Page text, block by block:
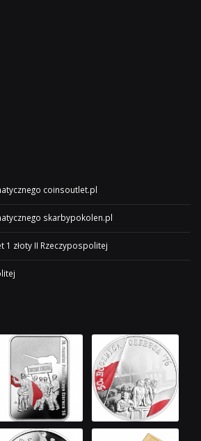
coinsoutlet.pl
skarbypokolen.pl
1 złoty II Rzeczypospolitej